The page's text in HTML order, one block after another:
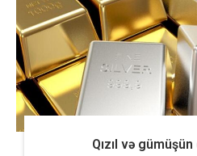
Qızıl və